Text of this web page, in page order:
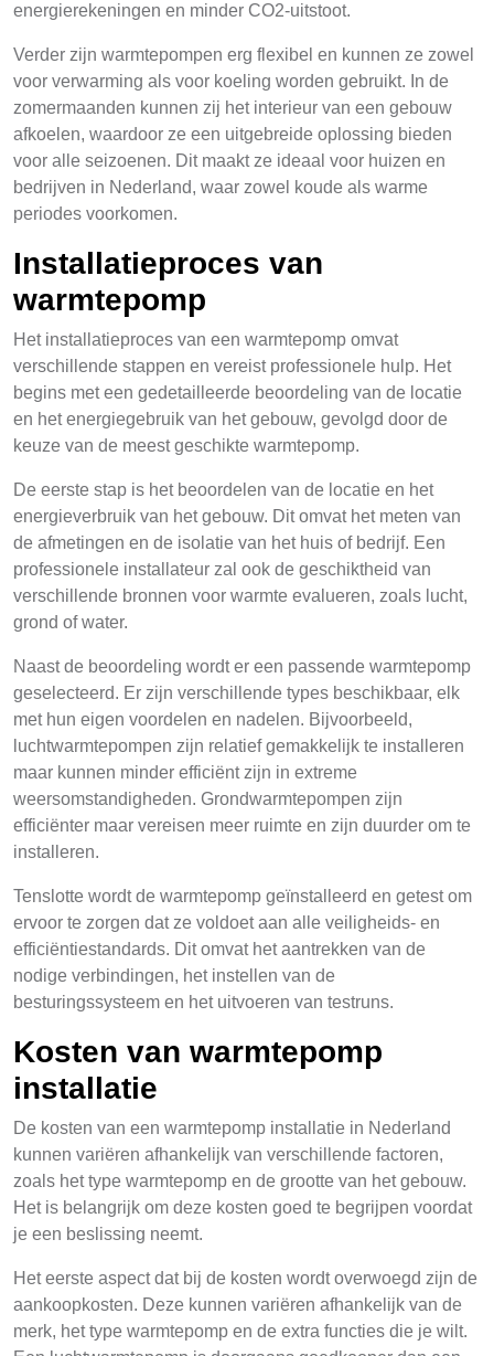
energierekeningen en minder CO2-uitstoot.
Verder zijn warmtepompen erg flexibel en kunnen ze zowel
voor verwarming als voor koeling worden gebruikt. In de
zomermaanden kunnen zij het interieur van een gebouw
afkoelen, waardoor ze een uitgebreide oplossing bieden
voor alle seizoenen. Dit maakt ze ideaal voor huizen en
bedrijven in Nederland, waar zowel koude als warme
periodes voorkomen.
Installatieproces van
warmtepomp
Het installatieproces van een warmtepomp omvat
verschillende stappen en vereist professionele hulp. Het
begins met een gedetailleerde beoordeling van de locatie
en het energiegebruik van het gebouw, gevolgd door de
keuze van de meest geschikte warmtepomp.
De eerste stap is het beoordelen van de locatie en het
energieverbruik van het gebouw. Dit omvat het meten van
de afmetingen en de isolatie van het huis of bedrijf. Een
professionele installateur zal ook de geschiktheid van
verschillende bronnen voor warmte evalueren, zoals lucht,
grond of water.
Naast de beoordeling wordt er een passende warmtepomp
geselecteerd. Er zijn verschillende types beschikbaar, elk
met hun eigen voordelen en nadelen. Bijvoorbeeld,
luchtwarmtepompen zijn relatief gemakkelijk te installeren
maar kunnen minder efficiënt zijn in extreme
weersomstandigheden. Grondwarmtepompen zijn
efficiënter maar vereisen meer ruimte en zijn duurder om te
installeren.
Tenslotte wordt de warmtepomp geïnstalleerd en getest om
ervoor te zorgen dat ze voldoet aan alle veiligheids- en
efficiëntiestandards. Dit omvat het aantrekken van de
nodige verbindingen, het instellen van de
besturingssysteem en het uitvoeren van testruns.
Kosten van warmtepomp
installatie
De kosten van een warmtepomp installatie in Nederland
kunnen variëren afhankelijk van verschillende factoren,
zoals het type warmtepomp en de grootte van het gebouw.
Het is belangrijk om deze kosten goed te begrijpen voordat
je een beslissing neemt.
Het eerste aspect dat bij de kosten wordt overwoegd zijn de
aankoopkosten. Deze kunnen variëren afhankelijk van de
merk, het type warmtepomp en de extra functies die je wilt.